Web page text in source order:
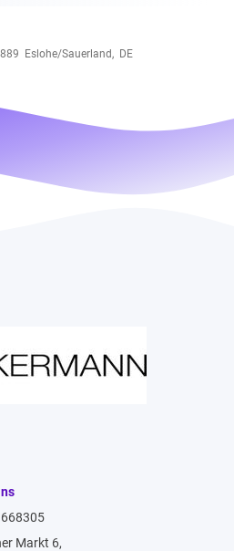
Eslohe/Sauerland, DE
Markt 6,